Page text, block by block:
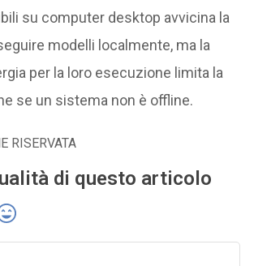
su computer desktop avvicina la
modelli localmente, ma la
per la loro esecuzione limita la
se un sistema non è offline.
RISERVATA
di questo articolo